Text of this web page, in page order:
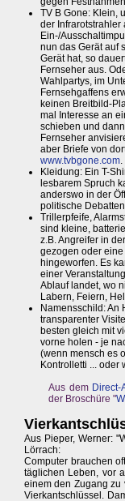
TV B Gone: Klein,
der Infrarotstrahler
Ein-/
nun das Gerät auf
Gerät hat, so
Fernseher aus.
Wahlpartys, im
Fernsehgaffens
keinen Breitbild-
mal Interesse an
schieben und
Fernseher
aber Briefe von
www.tvbgone.com
Kleidung: Ein T-
lesbarem Spruch
anderswo in der
politische
Trillerpfeife,
sind kleine,
z.B. Angreifer in
gezogen oder
hingeworfen. Es
einer
Ablauf landet, wo
Labern, Feiern,
Namensschild: An
transparenter
besten gleich mit
vorne holen - je
(wenn mensch es
Kontrolletti ... oder
Aus dem Direct-
der Broschüre "
Aus Pieper, Werner:
Lörrach:
Computer brauchen
täglichen Leben, vor
einem den Zugang zu
Vierkantschlüssel.